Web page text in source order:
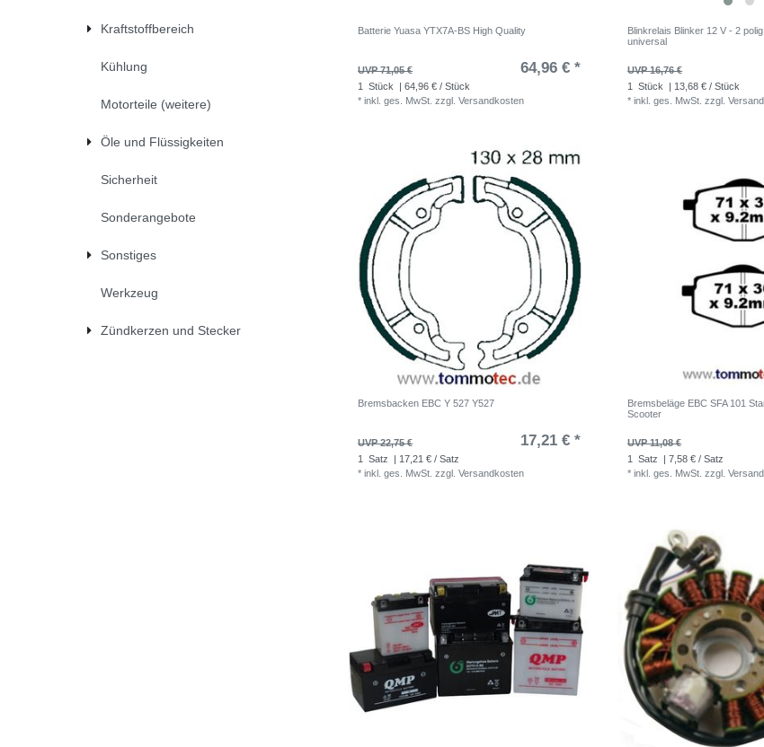
Kraftstoffbereich
Kühlung
Motorteile (weitere)
Öle und Flüssigkeiten
Sicherheit
Sonderangebote
Sonstiges
Werkzeug
Zündkerzen und Stecker
Batterie Yuasa YTX7A-BS High Quality
UVP 71,05 € 64,96 € *
1 Stück
| 64,96 € / Stück
*inkl. ges. MwSt. zzgl.Versandkosten
Blinkrelais Blinker 12 V - 2
universal
UVP 16,76 €
1 Stück
| 13,68 € / Stück
*inkl. ges. MwSt. zzgl.
Bremsbacken EBC Y 527 Y527
UVP 22,75 € 17,21 € *
1 Satz
| 17,21 € / Satz
*inkl. ges. MwSt. zzgl.Versandkosten
Bremsbeläge EBC SFA 101
Scooter
UVP 11,08 €
1 Satz
| 7,58 € / Satz
*inkl. ges. MwSt. zzgl.